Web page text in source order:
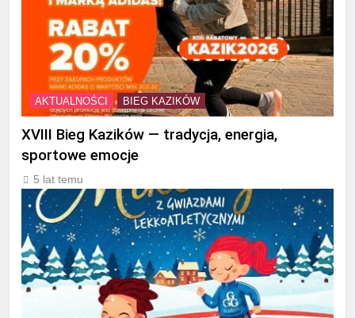
AKTUALNOŚCI BIEG KAZIKÓW
XVIII Bieg Kazików — tradycja, energia,
sportowe emocje
5 lat temu